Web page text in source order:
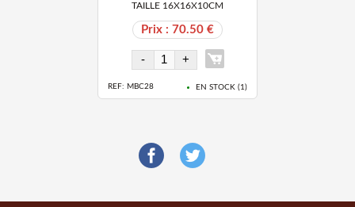
TAILLE 16X16X10CM
Prix : 70.50 €
REF: MBC28 EN STOCK ( 1)